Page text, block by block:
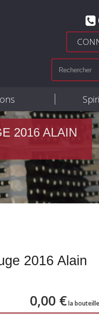
2016 ALAIN
2016 Alain
0,00 €la bouteille